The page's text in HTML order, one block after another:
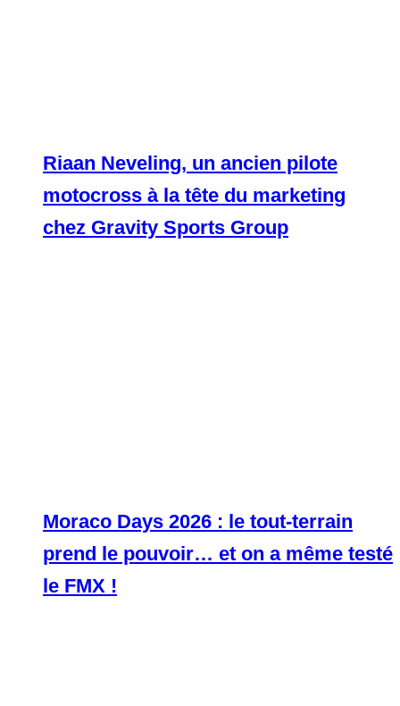
Riaan Neveling, un ancien pilote
motocross à la tête du marketing
chez Gravity Sports Group
Moraco Days 2026 : le tout-terrain
prend le pouvoir… et on a même testé
le FMX !